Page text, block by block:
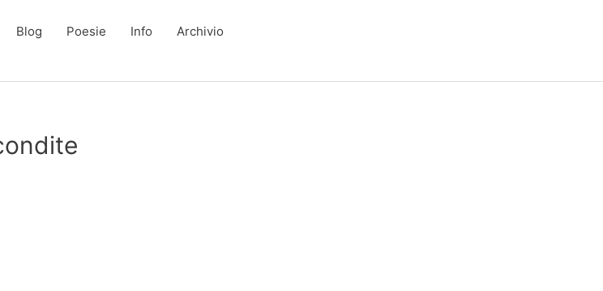
Blog Poesie Info Archivio